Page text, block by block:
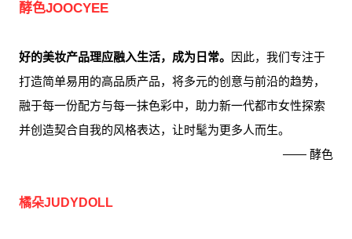
酵色JOOCYEE
好的美妆产品理应融入生活，成为日常。
因此，我们专注于
打造简单易用的高品质产品，将多元的创意与前沿的趋势，
融于每一份配方与每一抹色彩中，助力新一代都市女性探索
并创造契合自我的风格表达，让时髦为更多人而生。
—— 酵色
橘朵JUDYDOLL